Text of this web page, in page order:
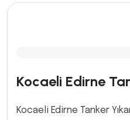
Kocaeli Edirne
Kocaeli Edirne Tanker